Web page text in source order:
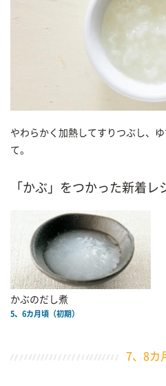
やわらかく加熱してすりつぶし、
て。
「かぶ」をつかった新着レ
かぶのだし煮
5、6カ月頃（初期）
7、8カ